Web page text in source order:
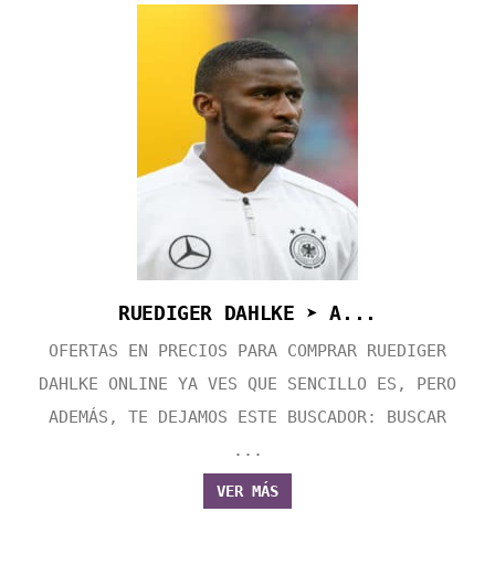
RUEDIGER DAHLKE ➤ A...
OFERTAS EN PRECIOS PARA COMPRAR RUEDIGER
DAHLKE ONLINE YA VES QUE SENCILLO ES, PERO
ADEMÁS, TE DEJAMOS ESTE BUSCADOR: BUSCAR
...
VER MÁS